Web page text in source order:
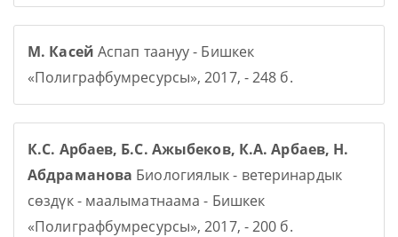
М. Касей Аспап таануу - Бишкек
«Полиграфбумресурсы», 2017, - 248 б.
К.С. Арбаев, Б.С. Ажыбеков, К.А. Арбаев, Н.
Абдраманова Биологиялык - ветеринардык
сөздүк - маалыматнаама - Бишкек
«Полиграфбумресурсы», 2017, - 200 б.